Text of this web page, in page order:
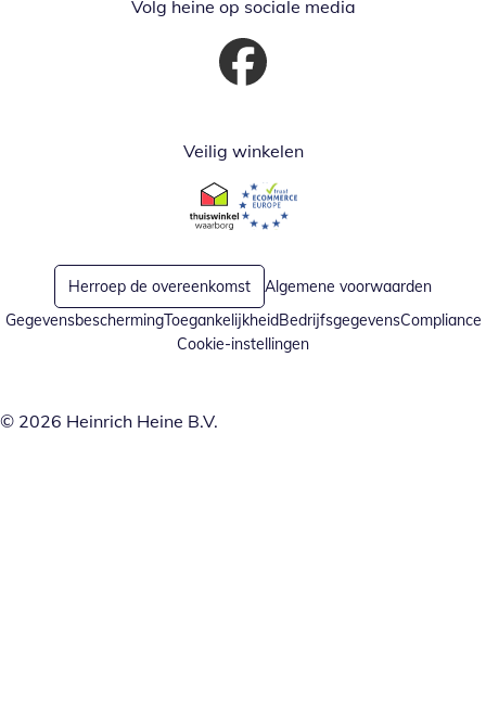
Volg heine op sociale media
Opent in nieuw venster
Veilig winkelen
Opent in nieuw venster
Opent in nieuw venster
Herroep de overeenkomst
Algemene voorwaarden
GegevensbeschermingToegankelijkheidBedrijfsgegevensCompliance
Cookie-instellingen
© 2026 Heinrich Heine B.V.